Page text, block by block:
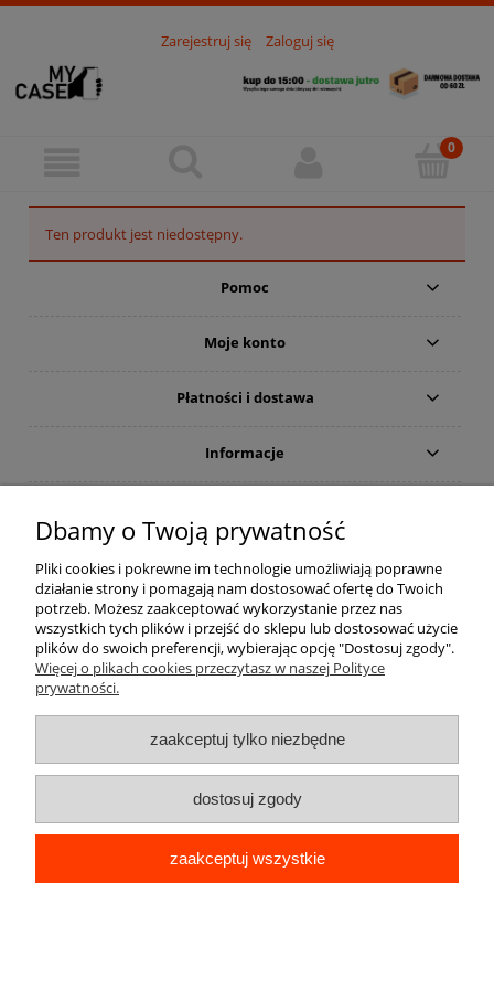
Zarejestruj się Zaloguj się
Ten produkt jest niedostępny.
Pomoc
Moje konto
Płatności i dostawa
Informacje
Sklep internetowy Shoper Premium
Dbamy o Twoją prywatność
Pliki cookies i pokrewne im technologie umożliwiają poprawne
działanie strony i pomagają nam dostosować ofertę do Twoich
potrzeb. Możesz zaakceptować wykorzystanie przez nas
wszystkich tych plików i przejść do sklepu lub dostosować użycie
plików do swoich preferencji, wybierając opcję "Dostosuj zgody".
Więcej o plikach cookies przeczytasz w naszej Polityce
prywatności.
zaakceptuj tylko niezbędne
dostosuj zgody
zaakceptuj wszystkie